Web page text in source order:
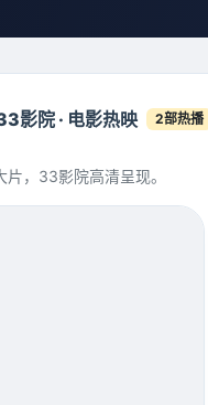
影院 · 电影热映 2部热播
片，33影院高清呈现。